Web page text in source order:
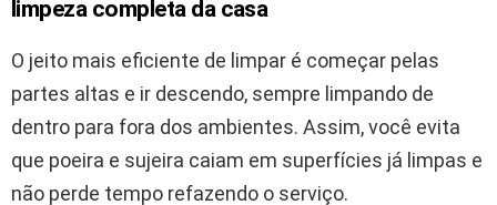
limpeza completa da casa
O jeito mais eficiente de limpar é começar pelas
partes altas e ir descendo, sempre limpando de
dentro para fora dos ambientes. Assim, você evita
que poeira e sujeira caiam em superfícies já limpas e
não perde tempo refazendo o serviço.